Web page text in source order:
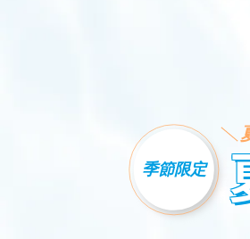
季節限定